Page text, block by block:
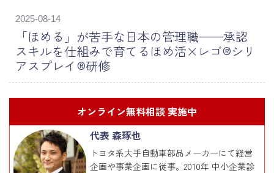
2025-08-14
「ほめる」が苦手な日本の管理職——承認
スキルを仕組みで育てるほめ活×レゴ®シリ
アスプレイ®研修
オンライン無料相談 実施中
代表 森琢也
トヨタ系大手自動車部品メーカーにて経営
企画や事業企画に従事。2010年 中小企業診